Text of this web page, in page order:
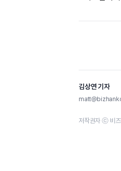
김상연 기자
저작권자 ⓒ 비즈